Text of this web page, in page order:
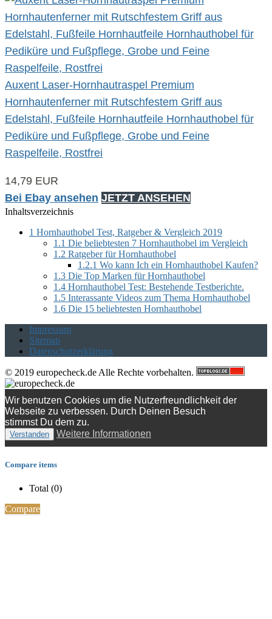
Auxent Laser-Hornhautraspel Premium
Hornhautenferner mit Rutschfestem Griff aus
Edelstahl, Fußfeile Hornhautfeile Hornhauthobel für
Pediküre und Fußpflege, Grobe und Feine
Raspelfeile, Rostfrei
14,79 EUR
Bei Ebay ansehen JETZT ANSEHEN
Inhaltsverzeichnis
1 Hornhauthobel Test, Ratgeber & Vergleich 2019
1.1 Die beliebtesten 7 Hornhauthobel im Vergleich
1.2 Ratgeber für Hornhauthobel
1.2.1 Wo kann Ich ein Hornhauthobel Kaufen?
1.3 Die Top Marken für Hornhauthobel
1.4 Hornhauthobel Test: Bestehende Testberichte.
1.5 Interassante Videos zum Thema Hornhauthobel
1.6 Die 15 beliebtesten Hornhauthobel
Impressum
Sitemap
Datenschutzerklärung
© 2019 europecheck.de Alle Rechte vorbehalten.
Wir benutzen Cookies um die Nutzerfreundlichkeit der
Webseite zu verbessen. Durch Deinen Besuch
stimmst Du dem zu.
Verstanden Weitere Informationen
Compare items
Total (0)
Compare